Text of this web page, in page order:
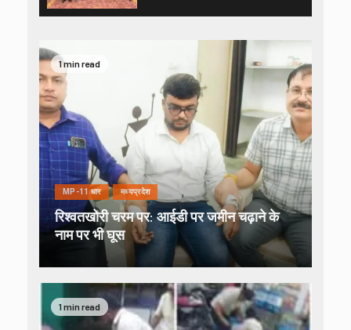
1 min read
MP-11 धार मध्यप्रदेश
रिश्वतखोरी चरम पर: आईडी पर जमीन चढ़ाने के
नाम पर भी घूस
1 min read